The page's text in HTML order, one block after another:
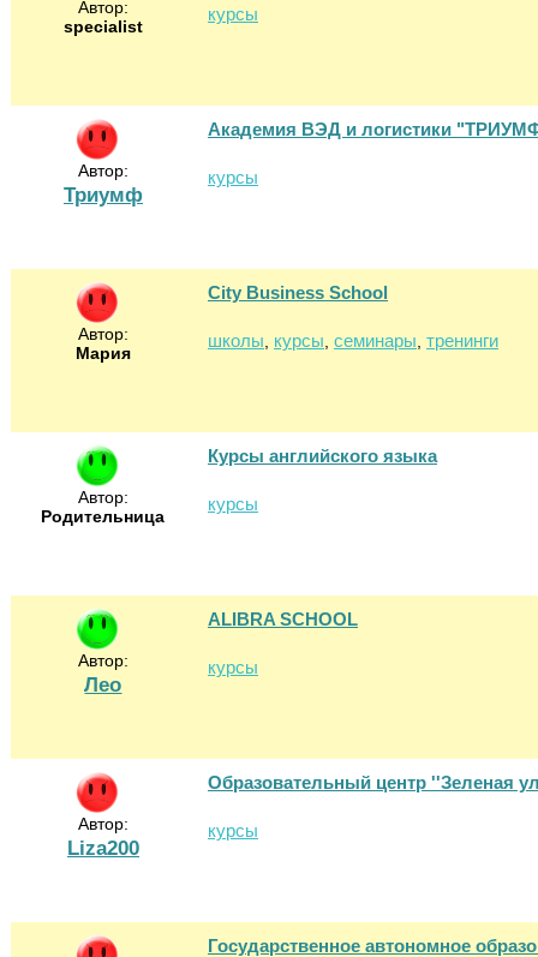
Автор:
specialist
курсы
Автор:
Триумф
Академия ВЭД и логистики
курсы
Автор:
Мария
City Business School
школы курсы семинары тренинги
Автор:
Родительница
Курсы английского языка
курсы
Автор:
Лео
ALIBRA SCHOOL
курсы
Автор:
Liza200
Образовательный центр ''Зеленая
курсы
Государственное автономное